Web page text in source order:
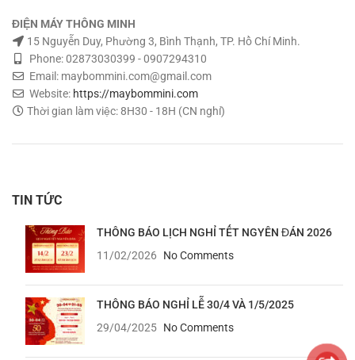
ĐIỆN MÁY THÔNG MINH
15 Nguyễn Duy, Phường 3, Bình Thạnh, TP. Hồ Chí Minh.
Phone: 02873030399 - 0907294310
Email: maybommini.com@gmail.com
Website: https://maybommini.com
Thời gian làm việc: 8H30 - 18H (CN nghỉ)
TIN TỨC
THÔNG BÁO LỊCH NGHỈ TẾT NGYÊN ĐÁN 2026
11/02/2026
No Comments
THÔNG BÁO NGHỈ LỄ 30/4 VÀ 1/5/2025
29/04/2025 No Comments